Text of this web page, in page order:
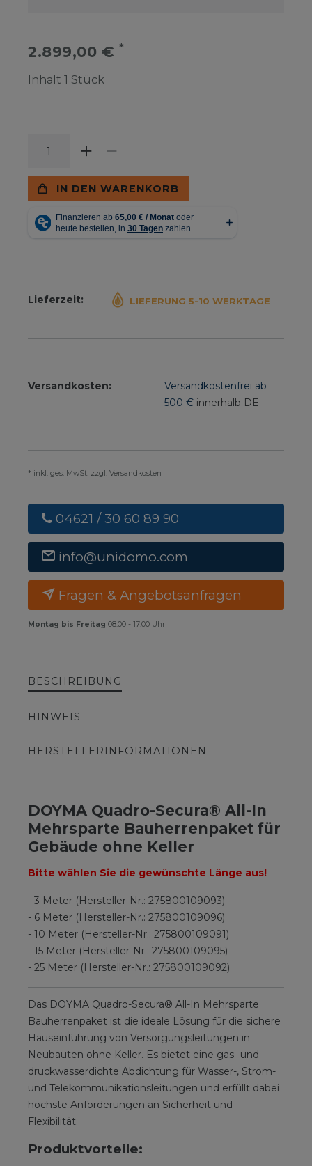
2.899,00 € *
Inhalt 1 Stück
IN DEN WARENKORB
Lieferzeit: LIEFERUNG 5-10 WERKTAGE
Versandkosten:
Versandkostenfrei ab
500 € innerhalb DE
* inkl. ges. MwSt. zzgl. Versandkosten
04621 / 30 60 89 90
info@unidomo.com
Fragen & Angebotsanfragen
Montag bis Freitag 08:00 - 17:00 Uhr
BESCHREIBUNG
HINWEIS
HERSTELLERINFORMATIONEN
DOYMA Quadro-Secura® All-In
Mehrsparte Bauherrenpaket für
Gebäude ohne Keller
Bitte wählen Sie die gewünschte Länge aus!
- 3 Meter (Hersteller-Nr.: 275800109093)
- 6 Meter (Hersteller-Nr.: 275800109096)
- 10 Meter (Hersteller-Nr.: 275800109091)
- 15 Meter (Hersteller-Nr.: 275800109095)
- 25 Meter (Hersteller-Nr.: 275800109092)
Das DOYMA Quadro-Secura® All-In Mehrsparte
Bauherrenpaket ist die ideale Lösung für die sichere
Hauseinführung von Versorgungsleitungen in
Neubauten ohne Keller. Es bietet eine gas- und
druckwasserdichte Abdichtung für Wasser-, Strom-
und Telekommunikationsleitungen und erfüllt dabei
höchste Anforderungen an Sicherheit und
Flexibilität.
Produktvorteile: